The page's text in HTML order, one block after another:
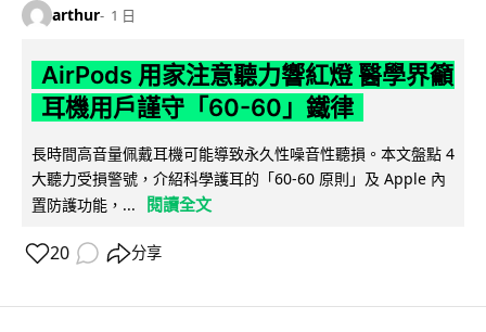
arthur 1 日
AirPods 用家注意聽力響紅燈 醫學界籲
耳機用戶謹守「60-60」鐵律
長時間高音量佩戴耳機可能導致永久性噪音性聽損。本文盤點 4
大聽力受損警號，介紹科學護耳的「60-60 原則」及 Apple 內
置防護功能，...
閱讀全文
20 分享